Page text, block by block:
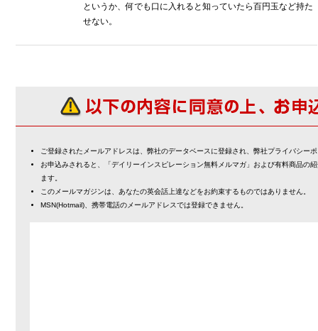
というか、何でも口に入れると知っていたら百円玉など持た
せない。
ご登録されたメールアドレスは、弊社のデータベースに登録され、弊社プライバシー
お申込みされると、「デイリーインスピレーション無料メルマガ」および有料商品の
ます。
このメールマガジンは、あなたの英会話上達などをお約束するものではありません。
MSN(Hotmail)、携帯電話のメールアドレスでは登録できません。